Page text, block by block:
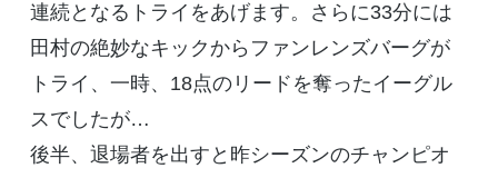
連続となるトライをあげます。さらに33分には
田村の絶妙なキックからファンレンズバーグが
トライ、一時、18点のリードを奪ったイーグル
スでしたが…
後半、退場者を出すと昨シーズンのチャンピオ